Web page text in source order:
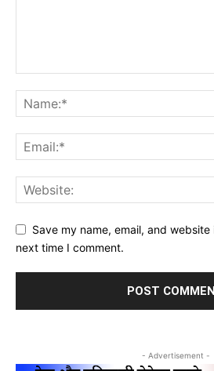
Save my name, email, and
next time I comment.
- Advertisement -